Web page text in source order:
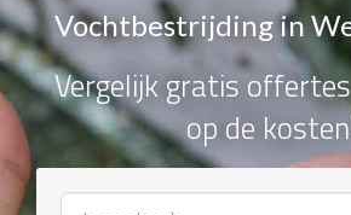
Vochtbestrijding in
Vergelijk gratis
op de